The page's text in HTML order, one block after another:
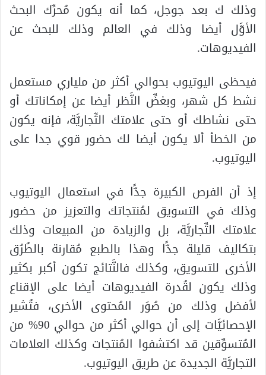
وذلك ك بعد جوجل، كما أنه يكون مُحرِّك البحث
الأوَّل أيضا وذلك في العالم وذلك للبحث عن
الفيديوهات.
فيحظى اليوتيوب بحوالي أكثر من ملياري مستعمل
نشط كل شهر، وبغضِّ النَّظر أيضا عن إمكاناتك أو
حتى نشاطك أو حتى علامتك التِّجاريَّة، فإنه يكون
من الخطأ ألا يكون أيضا لك حضور قوي جدا على
اليوتيوب.
إذ أن الفرص الكبيرة جدًّا في استعمال اليوتيوب
وذلك في التسويق لمُنتجاتك والتعزيز من حضور
علامتك التِّجاريَّة، بل والزيادة من المبيعات وذلك
بتكاليف قليلة جدًّا وهذا بالطبع مُقارنة بالطُرُق
الأخرى للتسويق، وكذلك فالنَّتائج تكون أكبر بكثير
وذلك يكون لقُدرة الفيديوهات أيضا على الإقناع
لأفضل وذلك من صُوَر المُحتوى الأخرى، فتُشير
الإحصائيَّات إلى أن حوالي أكثر من حوالي 90% من
المُتسوِّقين قد اكتشفوا المُنتجات وكذلك العلامات
التجاريَّة الجديدة عن طريق اليوتيوب.